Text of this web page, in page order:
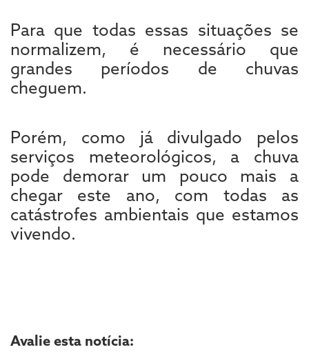
Para que todas essas situações se
normalizem, é necessário que
grandes períodos de chuvas
cheguem.
Porém, como já divulgado pelos
serviços meteorológicos, a chuva
pode demorar um pouco mais a
chegar este ano, com todas as
catástrofes ambientais que estamos
vivendo.
Avalie esta notícia: